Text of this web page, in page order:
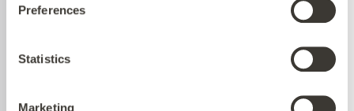
Preferences
Statistics
Marketing
L’uréthane Quantum Guard Elite est le plus
standard, il élimine la nécessité de lustrer le sol,
préserve son aspect et améliore ses propriétés